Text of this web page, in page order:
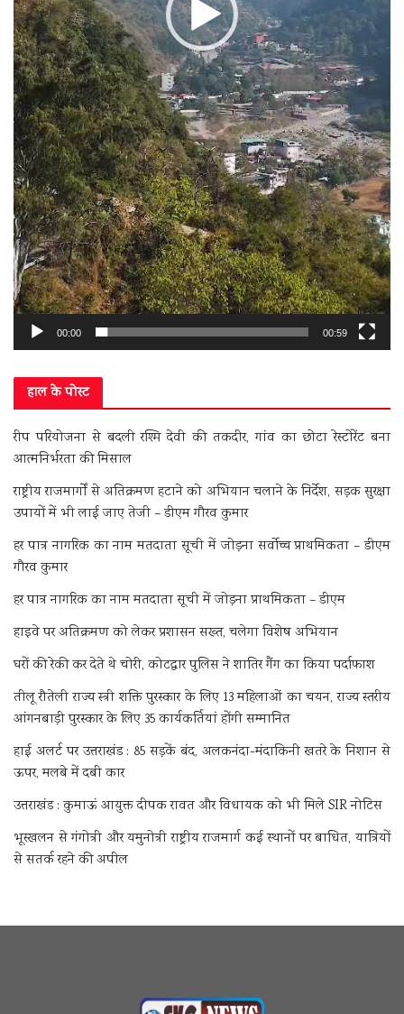
00:00 00:59
हाल के पोस्ट
रीप परियोजना से बदली रश्मि देवी की तकदीर, गांव का छोटा रेस्टोरेंट बना
आत्मनिर्भरता की मिसाल
राष्ट्रीय राजमार्गों से अतिक्रमण हटाने को अभियान चलाने के निर्देश, सड़क सुरक्षा
उपायों में भी लाई जाए तेजी – डीएम गौरव कुमार
हर पात्र नागरिक का नाम मतदाता सूची में जोड़ना सर्वोच्च प्राथमिकता – डीएम
गौरव कुमार
हर पात्र नागरिक का नाम मतदाता सूची में जोड़ना प्राथमिकता – डीएम
हाइवे पर अतिक्रमण को लेकर प्रशासन सख्त, चलेगा विशेष अभियान
घरों की रेकी कर देते थे चोरी, कोटद्वार पुलिस ने शातिर गैंग का किया पर्दाफाश
तीलू रौतेली राज्य स्त्री शक्ति पुरस्कार के लिए 13 महिलाओं का चयन, राज्य स्तरीय
आंगनबाड़ी पुरस्कार के लिए 35 कार्यकर्तियां होंगी सम्मानित
हाई अलर्ट पर उत्तराखंड : 85 सड़कें बंद, अलकनंदा-मंदाकिनी खतरे के निशान से
ऊपर, मलबे में दबी कार
उत्तराखंड : कुमाऊं आयुक्त दीपक रावत और विधायक को भी मिले SIR नोटिस
भूस्खलन से गंगोत्री और यमुनोत्री राष्ट्रीय राजमार्ग कई स्थानों पर बाधित, यात्रियों
से सतर्क रहने की अपील